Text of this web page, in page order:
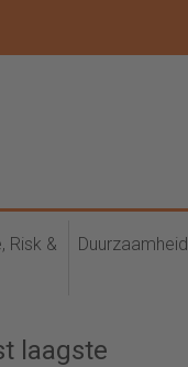
Risk &
Duurzaamheid
laagste